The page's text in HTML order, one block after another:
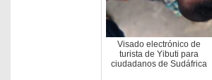
Visado electrónico de
turista de Yibuti para
ciudadanos de Sudáfrica